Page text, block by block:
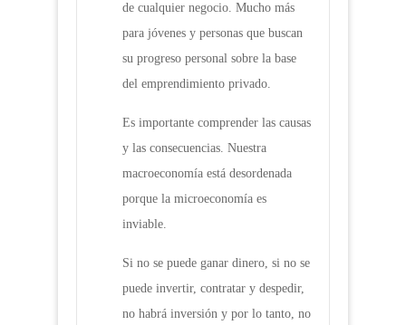
de cualquier negocio. Mucho más
para jóvenes y personas que buscan
su progreso personal sobre la base
del emprendimiento privado.
Es importante comprender las causas
y las consecuencias. Nuestra
macroeconomía está desordenada
porque la microeconomía es
inviable.
Si no se puede ganar dinero, si no se
puede invertir, contratar y despedir,
no habrá inversión y por lo tanto, no